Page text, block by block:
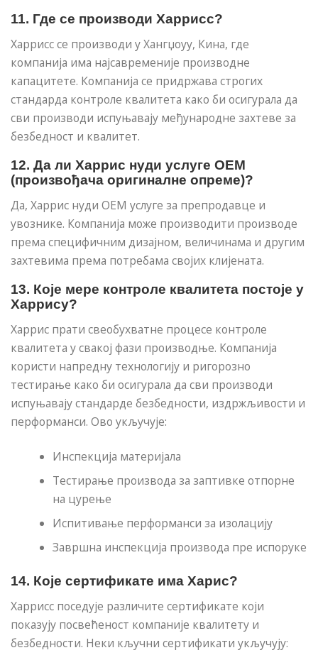
11. Где се производи Харрисс?
Харрисс се производи у Хангџоуу, Кина, где
компанија има најсавременије производне
капацитете. Компанија се придржава строгих
стандарда контроле квалитета како би осигурала да
сви производи испуњавају међународне захтеве за
безбедност и квалитет.
12. Да ли Харрис нуди услуге ОЕМ
(произвођача оригиналне опреме)?
Да, Харрис нуди ОЕМ услуге за препродавце и
увознике. Компанија може производити производе
према специфичним дизајном, величинама и другим
захтевима према потребама својих клијената.
13. Које мере контроле квалитета постоје у
Харрису?
Харрис прати свеобухватне процесе контроле
квалитета у свакој фази производње. Компанија
користи напредну технологију и ригорозно
тестирање како би осигурала да сви производи
испуњавају стандарде безбедности, издржљивости и
перформанси. Ово укључује:
Инспекција материјала
Тестирање производа за заптивке отпорне
на цурење
Испитивање перформанси за изолацију
Завршна инспекција производа пре испоруке
14. Које сертификате има Харис?
Харрисс поседује различите сертификате који
показују посвећеност компаније квалитету и
безбедности. Неки кључни сертификати укључују: